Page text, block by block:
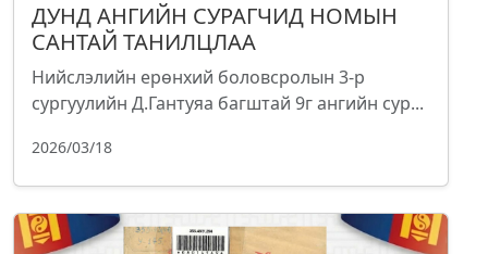
ДУНД АНГИЙН СУРАГЧИД НОМЫН
САНТАЙ ТАНИЛЦЛАА
Нийслэлийн ерөнхий боловсролын 3-р
сургуулийн Д.Гантуяа багштай 9г ангийн сур...
2026/03/18